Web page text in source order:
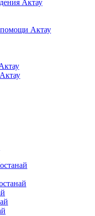
Актау
помощи Актау